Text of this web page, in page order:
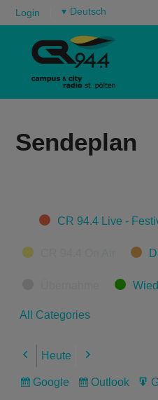
Login ▾
Sendeplan
CategoriesCR 94.4 Live -
All Categories
Previous
Heute Next
Subscribe
Google
Subscribe
Outlook